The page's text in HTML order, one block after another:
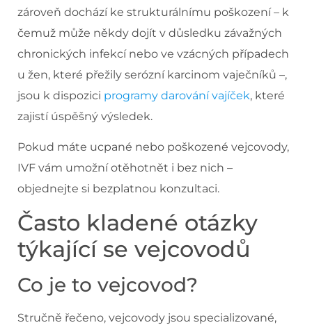
zároveň dochází ke strukturálnímu poškození – k
čemuž může někdy dojít v důsledku závažných
chronických infekcí nebo ve vzácných případech
u žen, které přežily serózní karcinom vaječníků –,
jsou k dispozici programy darování vajíček, které
zajistí úspěšný výsledek.
Pokud máte ucpané nebo poškozené vejcovody,
IVF vám umožní otěhotnět i bez nich –
objednejte si bezplatnou konzultaci.
Často kladené otázky
týkající se vejcovodů
Co je to vejcovod?
Stručně řečeno, vejcovody jsou specializované,